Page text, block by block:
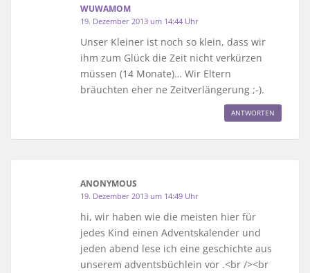
WUWAMOM
19. Dezember 2013 um 14:44 Uhr
Unser Kleiner ist noch so klein, dass wir
ihm zum Glück die Zeit nicht verkürzen
müssen (14 Monate)… Wir Eltern
bräuchten eher ne Zeitverlängerung ;-).
ANTWORTEN
ANONYMOUS
19. Dezember 2013 um 14:49 Uhr
hi, wir haben wie die meisten hier für
jedes Kind einen Adventskalender und
jeden abend lese ich eine geschichte aus
unserem adventsbüchlein vor .<br /><br